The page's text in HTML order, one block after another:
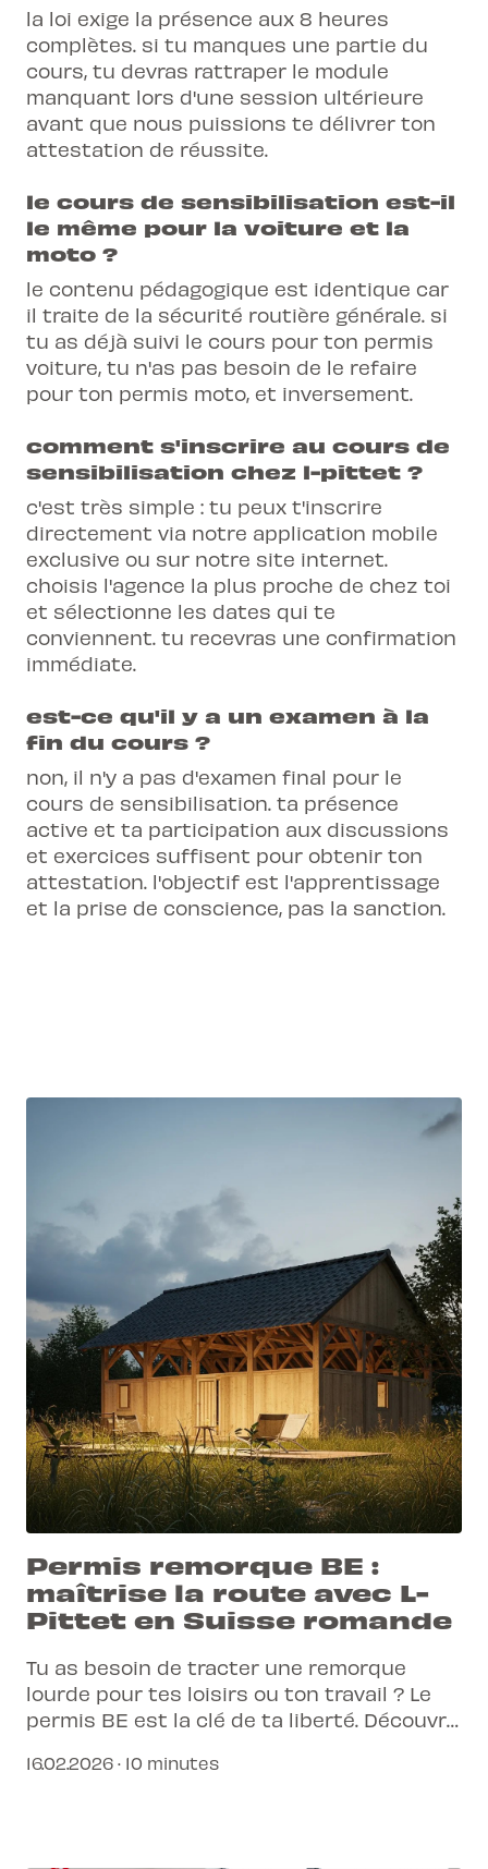
la loi exige la présence aux 8 heures
complètes. si tu manques une partie du
cours, tu devras rattraper le module
manquant lors d'une session ultérieure
avant que nous puissions te délivrer ton
attestation de réussite.
le cours de sensibilisation est-il
le même pour la voiture et la
moto ?
le contenu pédagogique est identique car
il traite de la sécurité routière générale. si
tu as déjà suivi le cours pour ton permis
voiture, tu n'as pas besoin de le refaire
pour ton permis moto, et inversement.
comment s'inscrire au cours de
sensibilisation chez l-pittet ?
c'est très simple : tu peux t'inscrire
directement via notre application mobile
exclusive ou sur notre site internet.
choisis l'agence la plus proche de chez toi
et sélectionne les dates qui te
conviennent. tu recevras une confirmation
immédiate.
est-ce qu'il y a un examen à la
fin du cours ?
non, il n'y a pas d'examen final pour le
cours de sensibilisation. ta présence
active et ta participation aux discussions
et exercices suffisent pour obtenir ton
attestation. l'objectif est l'apprentissage
et la prise de conscience, pas la sanction.
Permis remorque BE :
maîtrise la route avec L-
Pittet en Suisse romande
Tu as besoin de tracter une remorque
lourde pour tes loisirs ou ton travail ? Le
permis BE est la clé de ta liberté. Découvre
efficacement avec L-Pittet.
16.02.2026 · 10 minutes